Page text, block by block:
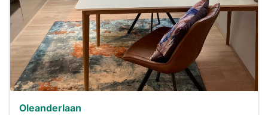
minuten
reageren.
Stekkies helpt
je hierbij!
Oleanderlaan